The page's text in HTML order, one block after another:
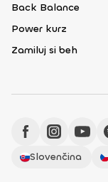
Back Balance
Power kurz
Zamiluj si beh
Slovenčina